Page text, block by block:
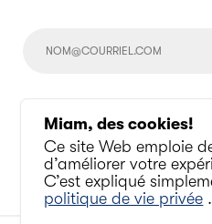
Miam, des cookies!
Ce site Web emploie
d’améliorer votre
C’est expliqué
politique de vie privée .
Socialisons un peu